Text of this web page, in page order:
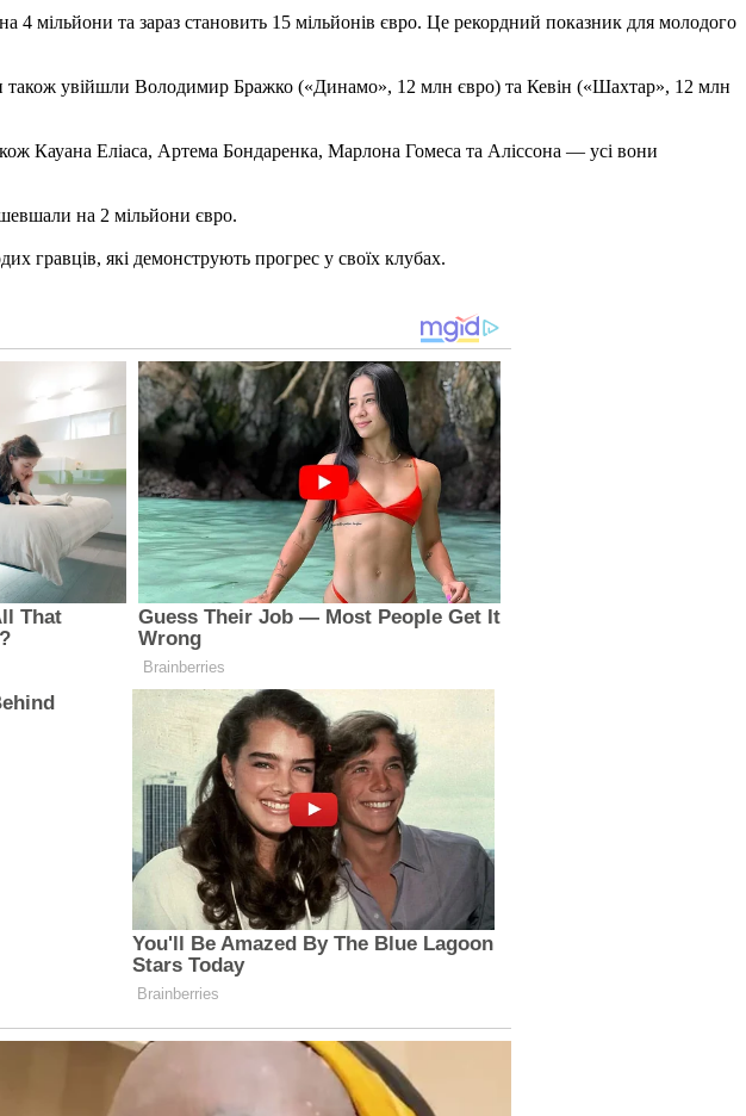
мільйони та зараз становить 15 мільйонів євро. Це рекордний показник для молодого
також увійшли Володимир Бражко («Динамо», 12 млн євро) та Кевін («Шахтар», 12 млн
Кауана Еліаса, Артема Бондаренка, Марлона Гомеса та Аліссона — усі вони
на 2 мільйони євро.
гравців, які демонструють прогрес у своїх клубах.